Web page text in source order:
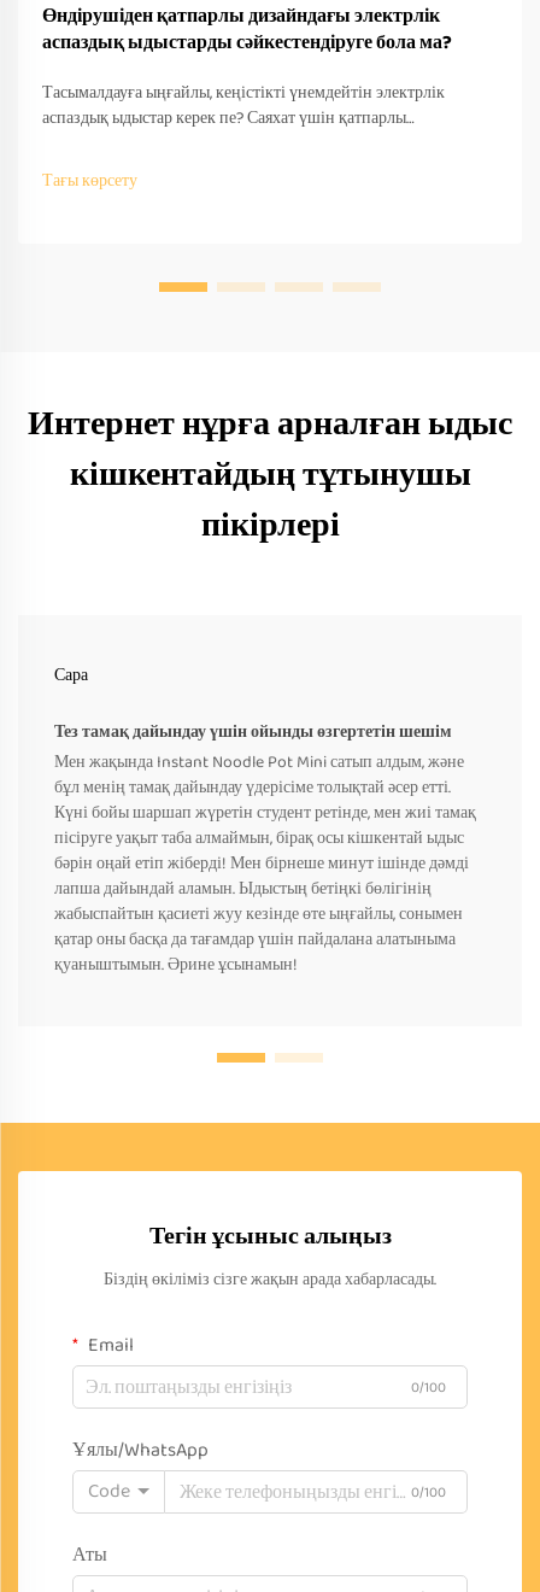
Өндірушіден қатпарлы дизайндағы электрлік
аспаздық ыдыстарды сәйкестендіруге бола ма?
Тасымалдауға ыңғайлы, кеңістікті үнемдейтін электрлік
аспаздық ыдыстар керек пе? Саяхат үшін қатпарлы
OEM/ODM қолдау, жылдам прототиптеу және халықаралық
сәйкестік. Бүгін-ақ сұраныс беріңіз.
Тағы көрсету
Интернет нұрға арналған ыдыс
кішкентайдың тұтынушы
пікірлері
Сара
Тез тамақ дайындау үшін ойынды өзгертетін шешім
Мен жақында Instant Noodle Pot Mini сатып алдым, және
бұл менің тамақ дайындау үдерісіме толықтай әсер етті.
Күні бойы шаршап жүретін студент ретінде, мен жиі тамақ
пісіруге уақыт таба алмаймын, бірақ осы кішкентай ыдыс
бәрін оңай етіп жіберді! Мен бірнеше минут ішінде дәмді
лапша дайындай аламын. Ыдыстың бетіңкі бөлігінің
жабыспайтын қасиеті жуу кезінде өте ыңғайлы, сонымен
қатар оны басқа да тағамдар үшін пайдалана алатыныма
қуаныштымын. Әрине ұсынамын!
Тегін ұсыныс алыңыз
Біздің өкіліміз сізге жақын арада хабарласады.
Email
0/100
Ұялы/WhatsApp
Code
0/100
Аты